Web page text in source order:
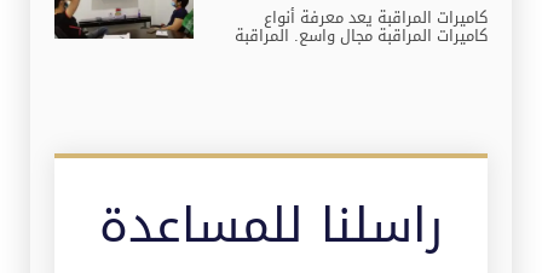
كاميرات المراقبة يعد معرفة أنواع
كاميرات المراقبة مجال واسع. المراقبة
راسلنا للمساعدة